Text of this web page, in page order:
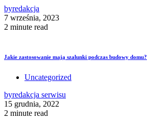
byredakcja
7 września, 2023
2 minute read
Jakie zastosowanie mają szalunki podczas budowy domu?
Uncategorized
byredakcja serwisu
15 grudnia, 2022
2 minute read